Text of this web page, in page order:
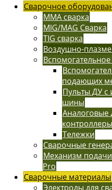
Сварочное
MMA сварка
MIG/MAG Сварка
TIG сварка
Воздушно-
подающих
Пульты ДУ с
шины
Аналоговые
контроллеры
Тележки
Сварочные
Механизм
Pro
Сварочные материалы
Электроды для